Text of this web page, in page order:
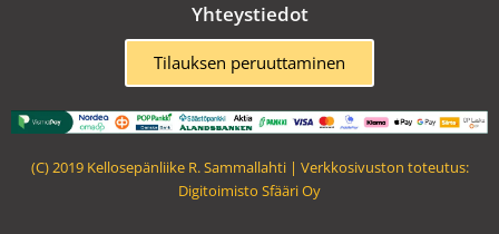
b
o
o
k
a
g
r
a
m
Yhteystiedot
Tilauksen peruuttaminen
(C) 2019 Kellosepänliike R. Sammallahti | Verkkosivuston toteutus:
Digitoimisto Sfääri Oy